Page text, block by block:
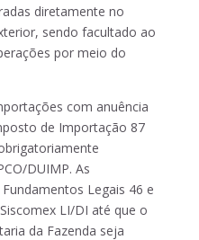
diretamente no
sendo facultado ao
por meio do
com anuência
de Importação 87
DUIMP. As
Legais 46 e
LI/DI até que o
da Fazenda seja